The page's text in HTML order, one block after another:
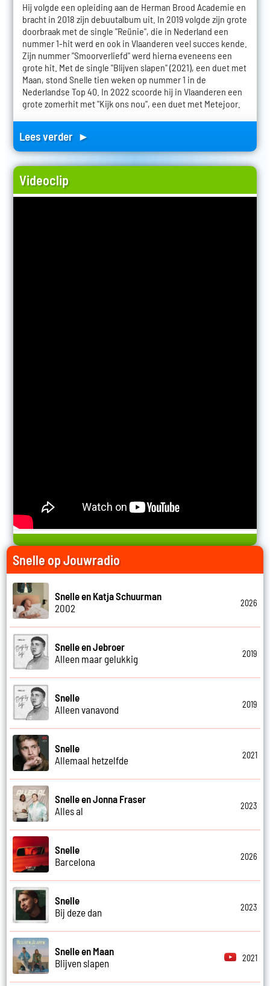
Hij volgde een opleiding aan de Herman Brood Academie en
bracht in 2018 zijn debuutalbum uit. In 2019 volgde zijn grote
doorbraak met de single "Reünie", die in Nederland een
nummer 1-hit werd en ook in Vlaanderen veel succes kende.
Zijn nummer "Smoorverliefd" werd hierna eveneens een
grote hit. Met de single "Blijven slapen" (2021), een duet met
Maan, stond Snelle tien weken op nummer 1 in de
Nederlandse Top 40. In 2022 scoorde hij in Vlaanderen een
grote zomerhit met "Kijk ons nou", een duet met Metejoor.
Lees verder ►
Videoclip
Snelle op Jouwradio
Snelle en Katja Schuurman
2002
2026
Snelle en Jebroer
Alleen maar gelukkig
2019
Snelle
Alleen vanavond
2019
Snelle
Allemaal hetzelfde
2021
Snelle en Jonna Fraser
Alles al
2023
Snelle
Barcelona
2026
Snelle
Bij deze dan
2023
Snelle en Maan
Blijven slapen
2021